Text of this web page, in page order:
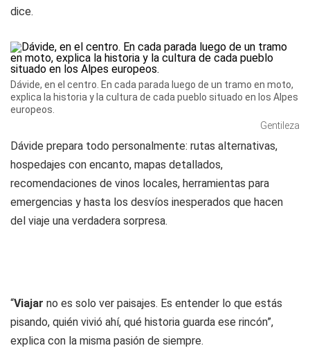
dice.
Dávide, en el centro. En cada parada luego de un tramo en moto,
explica la historia y la cultura de cada pueblo situado en los Alpes
europeos.
Gentileza
Dávide prepara todo personalmente: rutas alternativas,
hospedajes con encanto, mapas detallados,
recomendaciones de vinos locales, herramientas para
emergencias y hasta los desvíos inesperados que hacen
del viaje una verdadera sorpresa.
“Viajar no es solo ver paisajes. Es entender lo que estás
pisando, quién vivió ahí, qué historia guarda ese rincón”,
explica con la misma pasión de siempre.